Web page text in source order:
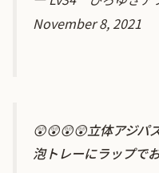
November 8, 2021
😲😲😲😲立体アジパ
泡トレーにラップで